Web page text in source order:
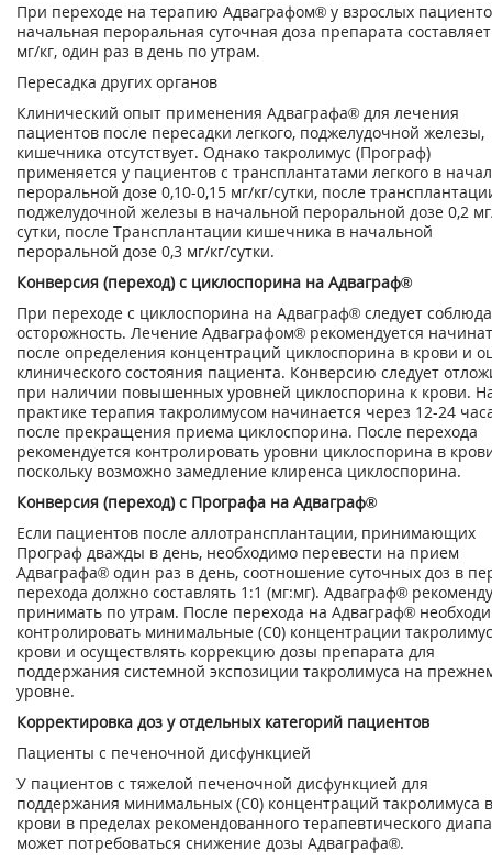
При переходе на терапию Адваграфом® у взрослых
начальная пероральная суточная доза препарата
мг/кг, один раз в день по утрам.
Пересадка других органов
Клинический опыт применения Адваграфа® для лечения
пациентов после пересадки легкого, поджелудочной железы,
кишечника отсутствует. Однако такролимус (Програф)
применяется у пациентов с трансплантатами легкого в
пероральной дозе 0,10-0,15 мг/кг/сутки, после
поджелудочной железы в начальной пероральной дозе 0,2
сутки, после Трансплантации кишечника в начальной
пероральной дозе 0,3 мг/кг/сутки.
Конверсия (переход) с циклоспорина на Адваграф®
При переходе с циклоспорина на Адваграф® следует
осторожность. Лечение Адваграфом® рекомендуется
после определения концентраций циклоспорина в крови и
клинического состояния пациента. Конверсию следует
при наличии повышенных уровней циклоспорина к крови.
практике терапия такролимусом начинается через 12-24
после прекращения приема циклоспорина. После перехода
рекомендуется контролировать уровни циклоспорина в
поскольку возможно замедление клиренса циклоспорина.
Конверсия (переход) с Прографа на Адваграф®
Если пациентов после аллотрансплантации, принимающих
Програф дважды в день, необходимо перевести на прием
Адваграфа® один раз в день, соотношение суточных доз в
перехода должно составлять 1:1 (мг:мг). Адваграф®
принимать по утрам. После перехода на Адваграф®
контролировать минимальные (С0) концентрации
крови и осуществлять коррекцию дозы препарата для
поддержания системной экспозиции такролимуса на
уровне.
Корректировка доз у отдельных категорий пациентов
Пациенты с печеночной дисфункцией
У пациентов с тяжелой печеночной дисфункцией для
поддержания минимальных (С0) концентраций такролимуса в
крови в пределах рекомендованного терапевтического
может потребоваться снижение дозы Адваграфа®.